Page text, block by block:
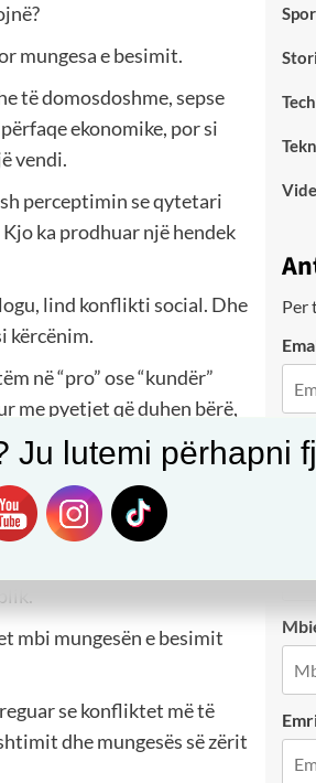
mungesa e besimit.
të domosdoshme, sepse
ekonomike, por si
vendi.
perceptimin se qytetari
ka prodhuar një hendek
lind konflikti social. Dhe
kërcënim.
në “pro” ose “kundër”
me pyetjet që duhen bërë,
institucionale:
Çfarë trashëgojnë
mbi mungesën e besimit
se konfliktet më të
dhe mungesës së zërit
Tech
Per
City
Ju lutemi përhapni